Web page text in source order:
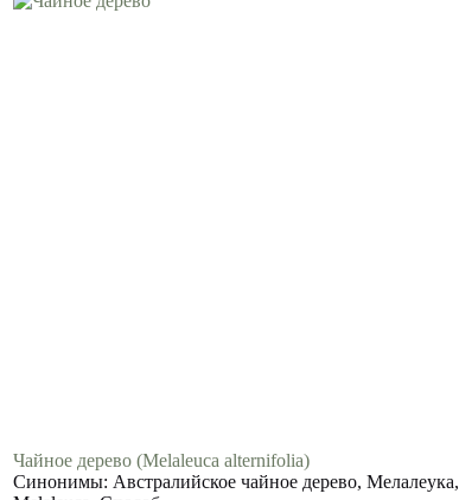
Чайное дерево (Melaleuca alternifolia)
Синонимы: Австралийское чайное дерево, Мелалеука,